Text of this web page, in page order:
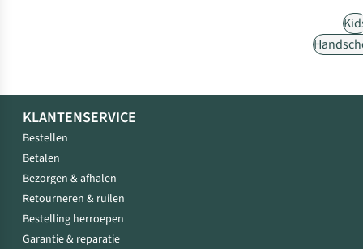
KLANTENSERVICE
Bestellen
Betalen
Bezorgen & afhalen
Retourneren & ruilen
Bestelling herroepen
Garantie & reparatie